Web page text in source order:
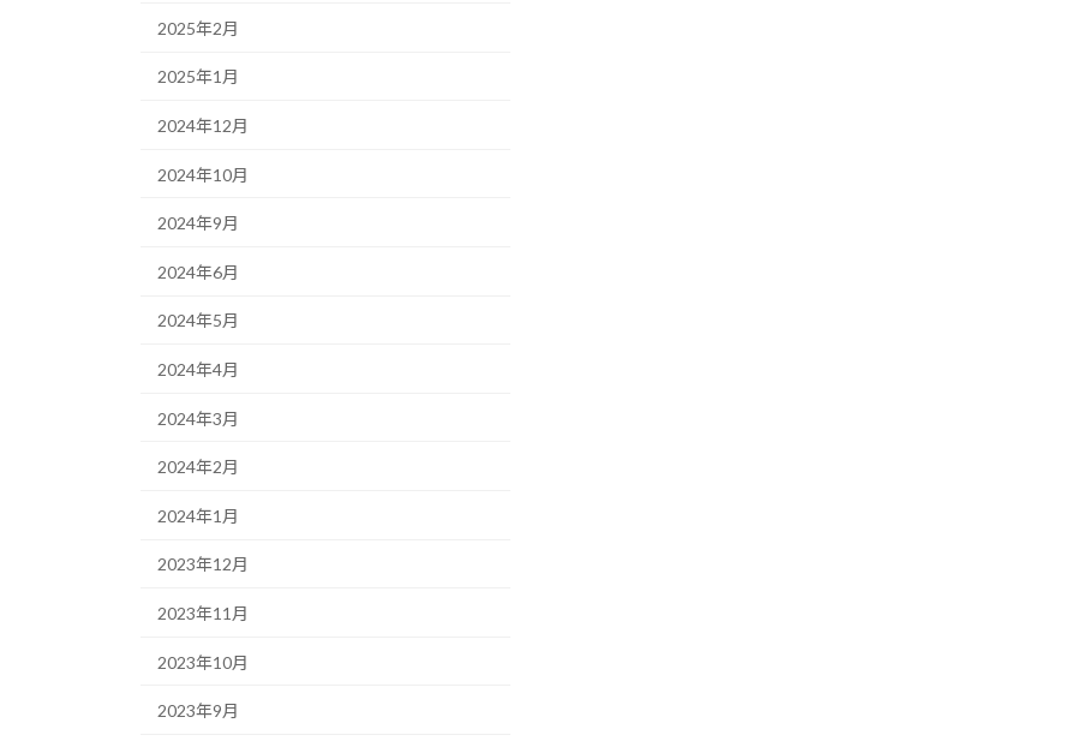
2025年2月
2025年1月
2024年12月
2024年10月
2024年9月
2024年6月
2024年5月
2024年4月
2024年3月
2024年2月
2024年1月
2023年12月
2023年11月
2023年10月
2023年9月